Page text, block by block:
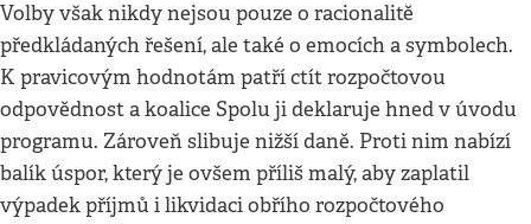
Volby však nikdy nejsou pouze o racionalitě
předkládaných řešení, ale také o emocích a symbolech.
K pravicovým hodnotám patří ctít rozpočtovou
odpovědnost a koalice Spolu ji deklaruje hned v úvodu
programu. Zároveň slibuje nižší daně. Proti nim nabízí
balík úspor, který je ovšem příliš malý, aby zaplatil
výpadek příjmů i likvidaci obřího rozpočtového